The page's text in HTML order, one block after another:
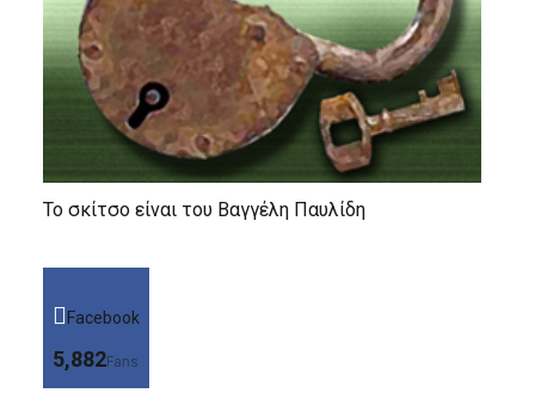
Το σκίτσο είναι του Βαγγέλη Παυλίδη
Facebook
5,882Fans